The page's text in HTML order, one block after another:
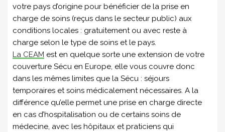
votre pays d’origine pour bénéficier de la prise en
charge de soins (reçus dans le secteur public) aux
conditions locales : gratuitement ou avec reste à
charge selon le type de soins et le pays.
La CEAM est en quelque sorte une extension de votre
couverture Sécu en Europe, elle vous couvre donc
dans les mêmes limites que la Sécu : séjours
temporaires et soins médicalement nécessaires. A la
différence qu’elle permet une prise en charge directe
en cas d’hospitalisation ou de certains soins de
médecine, avec les hôpitaux et praticiens qui